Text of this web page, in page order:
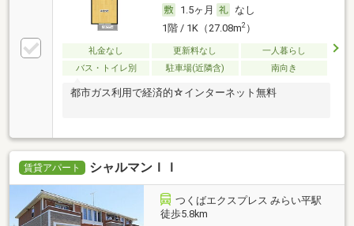
1.5ヶ月
なし
1階 / 1K（27.08m2）
礼金なし 更新料なし
一人暮らし
バス・トイレ別
駐車場(近隣含) 南向き
都市ガス利用で経済的☆インターネット無料
賃貸アパート シャルマンＩＩ
つくばエクスプレス みらい平駅
徒歩5.8km